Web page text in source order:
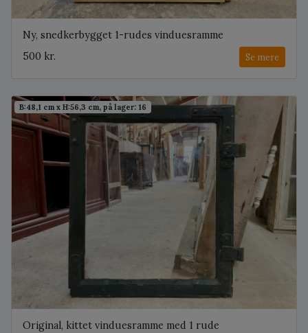
Ny, snedkerbygget 1-rudes vinduesramme
500 kr.
Se mere
B:48,1 cm x H:56,3 cm, på lager: 16
Original, kittet vinduesramme med 1 rude